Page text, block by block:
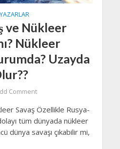
YAZARLAR
ve Nükleer
Nükleer
Uzayda
Comment
Savaş Özellikle Rusya-
tüm dünyada nükleer
dünya savaşı çıkabilir mi,